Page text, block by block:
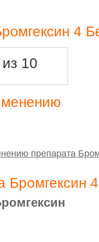
4
из 10
препарата
Бромгексин